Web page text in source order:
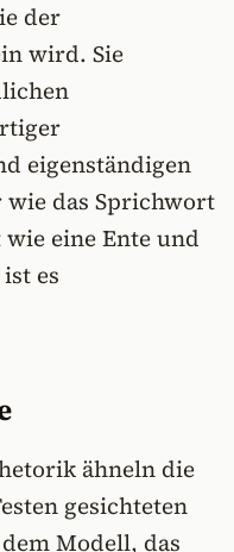
der
wird. Sie
eigenständigen
das Sprichwort
wie eine Ente und
es
ähneln die
gesichteten
Modell, das